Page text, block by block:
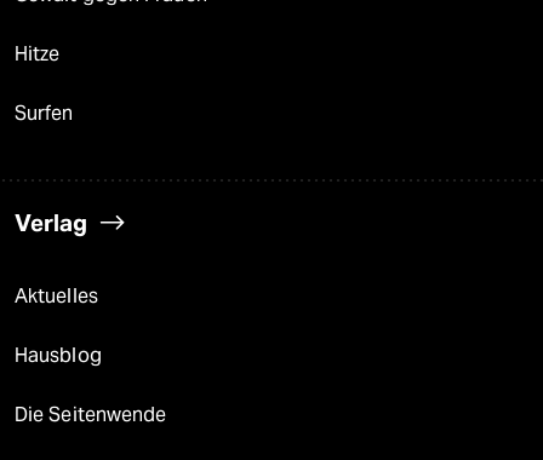
Hitze
Surfen
Verlag
Aktuelles
Hausblog
Die Seitenwende